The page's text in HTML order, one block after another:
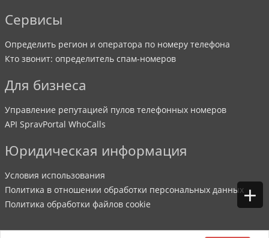
+
Сервисы
Определить регион и оператора по номеру телефона
Кто звонит: определитель спам-номеров
Для бизнеса
Управление репутацией пулов телефонных номеров
API SpravPortal WhoCalls
Юридическая информация
Условия использования
Политика в отношении обработки персональных данных
Политика обработки файлов cookie